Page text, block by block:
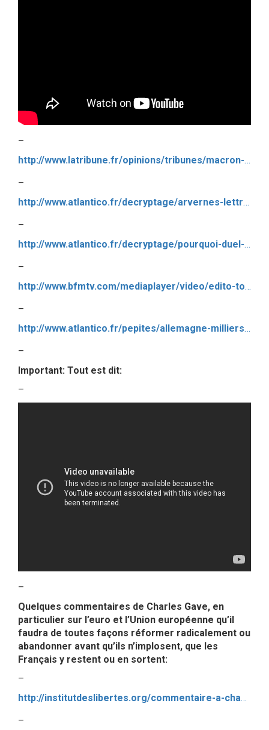
–
http://www.latribune.fr/opinions/tribunes/macron-le-pen-deux-france-dans-le-monde-696713.html#xtor=AL-13
–
http://www.atlantico.fr/decryptage/arvernes-lettre-aux-electeurs-droite-futurs-decus-emmanuel-macron-3025548.html
–
http://www.atlantico.fr/decryptage/pourquoi-duel-macron-pen-evite-en-rien-risques-blocage-systeme-3029117.html
–
http://www.bfmtv.com/mediaplayer/video/edito-tout-le-monde-a-perdu-lors-du-1er-tour-de-la-presidentielle-937419.html
–
http://www.atlantico.fr/pepites/allemagne-milliers-combattants-talibans-parmi-refugies-3026940.html?yahoo=1
–
Important: Tout est dit:
–
–
Quelques commentaires de Charles Gave, en
particulier sur l’euro et l’Union européenne qu’il
faudra de toutes façons réformer radicalement ou
abandonner avant qu’ils n’implosent, que les
Français y restent ou en sortent:
–
http://institutdeslibertes.org/commentaire-a-chaud-le-plus-dangereux-des-resultats/?print=pdf
–